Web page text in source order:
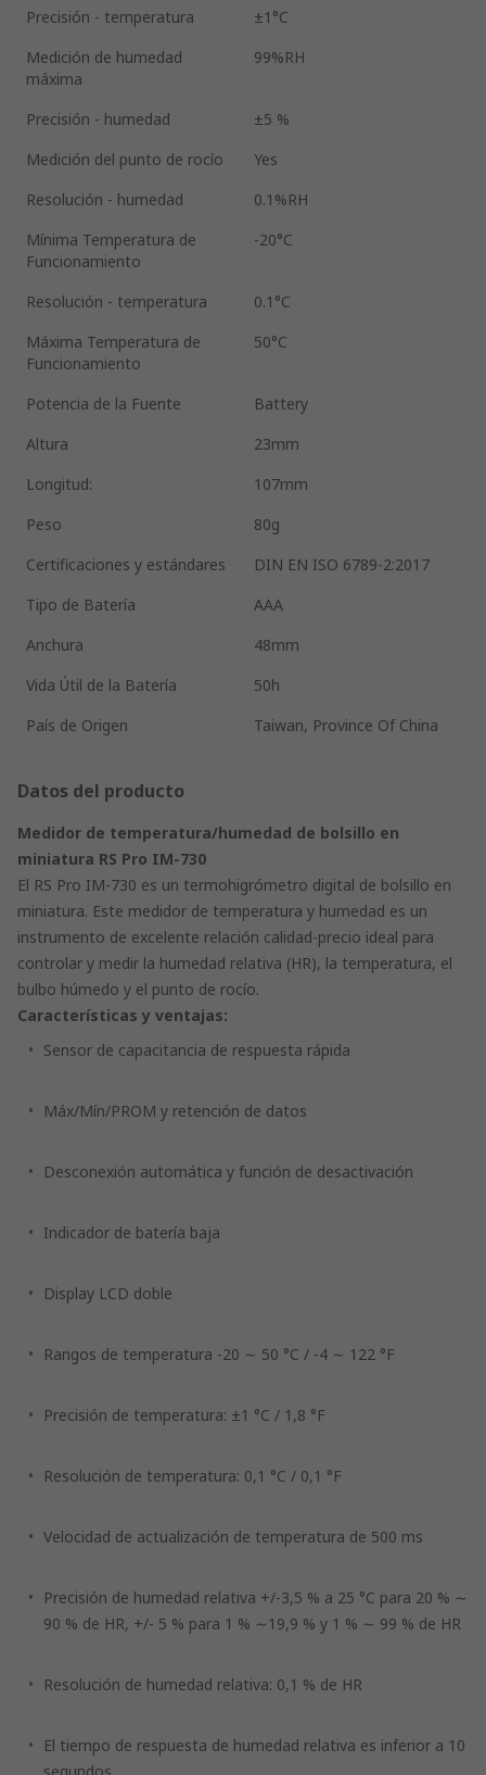
Precisión - temperatura
±1°C
Medición de humedad
máxima
99%RH
Precisión - humedad
±5 %
Medición del punto de rocío
Yes
Resolución - humedad
0.1%RH
Mínima Temperatura de
Funcionamiento
-20°C
Resolución - temperatura
0.1°C
Máxima Temperatura de
Funcionamiento
50°C
Potencia de la Fuente
Battery
Altura
23mm
Longitud:
107mm
Peso
80g
Certificaciones y estándares
DIN EN ISO 6789-2:2017
Tipo de Batería
AAA
Anchura
48mm
Vida Útil de la Batería
50h
País de Origen
Taiwan, Province Of China
Datos del producto
Medidor de temperatura/humedad de bolsillo en
miniatura RS Pro IM-730
El RS Pro IM-730 es un termohigrómetro digital de bolsillo en
miniatura. Este medidor de temperatura y humedad es un
instrumento de excelente relación calidad-precio ideal para
controlar y medir la humedad relativa (HR), la temperatura, el
bulbo húmedo y el punto de rocío.
Características y ventajas:
Sensor de capacitancia de respuesta rápida
Máx/Mín/PROM y retención de datos
Desconexión automática y función de desactivación
Indicador de batería baja
Display LCD doble
Rangos de temperatura -20 ∼ 50 °C / -4 ∼ 122 °F
Precisión de temperatura: ±1 °C / 1,8 °F
Resolución de temperatura: 0,1 °C / 0,1 °F
Velocidad de actualización de temperatura de 500 ms
Precisión de humedad relativa +/-3,5 % a 25 °C para 20 % ∼
90 % de HR, +/- 5 % para 1 % ∼19,9 % y 1 % ∼ 99 % de HR
Resolución de humedad relativa: 0,1 % de HR
El tiempo de respuesta de humedad relativa es inferior a 10
segundos